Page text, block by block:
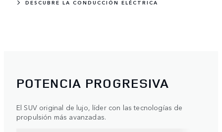
DESCUBRE LA CONDUCCIÓN ELÉCTRICA
POTENCIA PROGRESIVA
El SUV original de lujo, líder con las tecnologías de
propulsión más avanzadas.